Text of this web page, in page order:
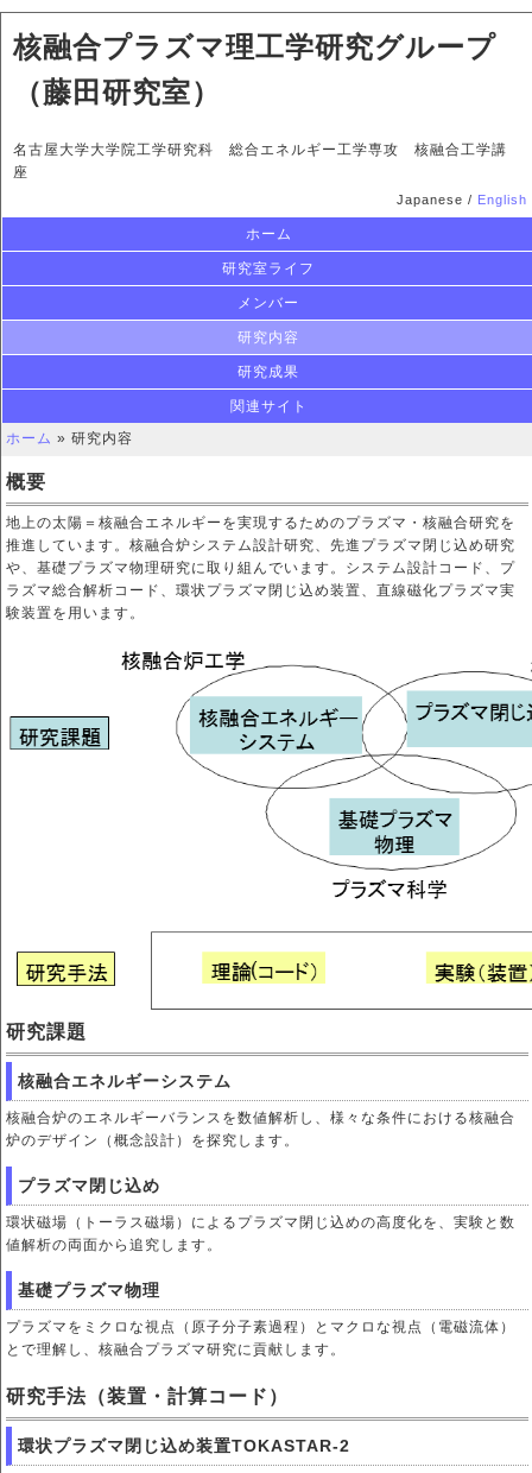
核融合プラズマ理工学研究グループ
（藤田研究室）
名古屋大学大学院工学研究科 総合エネルギー工学専攻 核融合工学講
座
Japanese / English
ホーム
研究室ライフ
メンバー
研究内容
研究成果
関連サイト
ホーム » 研究内容
概要
地上の太陽＝核融合エネルギーを実現するためのプラズマ・核融合研究を
推進しています。核融合炉システム設計研究、先進プラズマ閉じ込め研究
や、基礎プラズマ物理研究に取り組んでいます。システム設計コード、プ
ラズマ総合解析コード、環状プラズマ閉じ込め装置、直線磁化プラズマ実
験装置を用います。
研究課題
核融合エネルギーシステム
核融合炉のエネルギーバランスを数値解析し、様々な条件における核融合
炉のデザイン（概念設計）を探究します。
プラズマ閉じ込め
環状磁場（トーラス磁場）によるプラズマ閉じ込めの高度化を、実験と数
値解析の両面から追究します。
基礎プラズマ物理
プラズマをミクロな視点（原子分子素過程）とマクロな視点（電磁流体）
とで理解し、核融合プラズマ研究に貢献します。
研究手法（装置・計算コード）
環状プラズマ閉じ込め装置TOKASTAR-2